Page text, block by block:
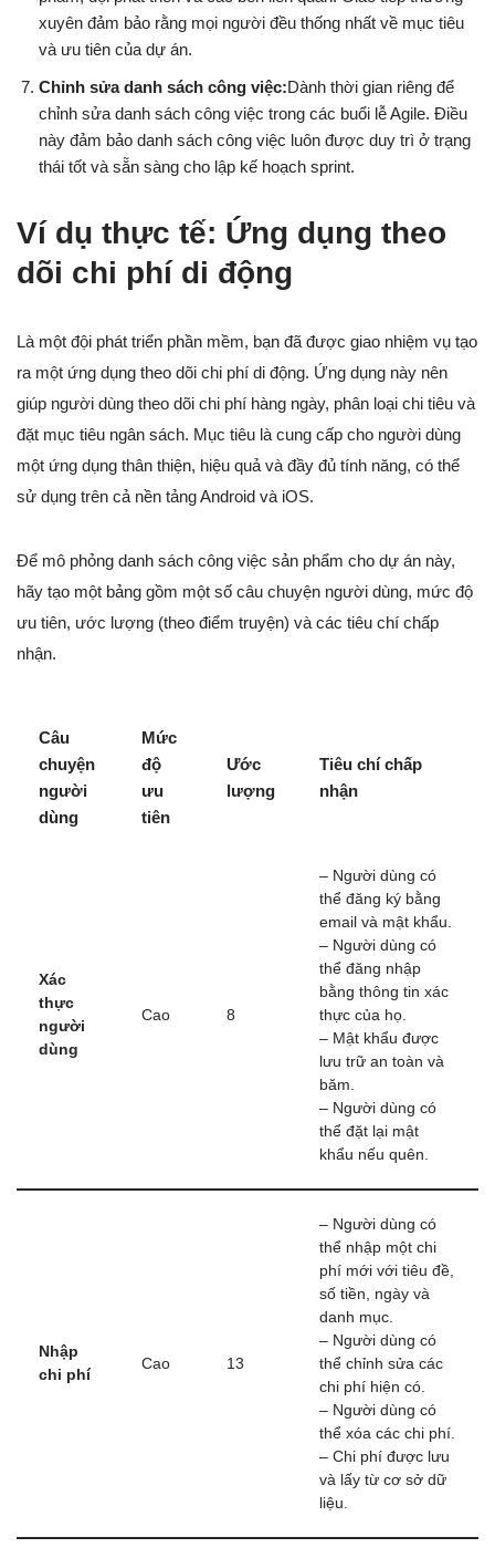
xuyên đảm bảo rằng mọi người đều thống nhất về mục tiêu
và ưu tiên của dự án.
Chỉnh sửa danh sách công việc:Dành thời gian riêng để
chỉnh sửa danh sách công việc trong các buổi lễ Agile. Điều
này đảm bảo danh sách công việc luôn được duy trì ở trạng
thái tốt và sẵn sàng cho lập kế hoạch sprint.
Ví dụ thực tế: Ứng dụng theo
dõi chi phí di động
Là một đội phát triển phần mềm, bạn đã được giao nhiệm vụ tạo
ra một ứng dụng theo dõi chi phí di động. Ứng dụng này nên
giúp người dùng theo dõi chi phí hàng ngày, phân loại chi tiêu và
đặt mục tiêu ngân sách. Mục tiêu là cung cấp cho người dùng
một ứng dụng thân thiện, hiệu quả và đầy đủ tính năng, có thể
sử dụng trên cả nền tảng Android và iOS.
Để mô phỏng danh sách công việc sản phẩm cho dự án này,
hãy tạo một bảng gồm một số câu chuyện người dùng, mức độ
ưu tiên, ước lượng (theo điểm truyện) và các tiêu chí chấp
nhận.
Câu
chuyện
người
dùng
Mức
độ
ưu
tiên
Ước
lượng
Tiêu chí chấp
nhận
Xác
thực
người
dùng
Cao 8
– Người dùng có
thể đăng ký bằng
email và mật khẩu.
– Người dùng có
thể đăng nhập
bằng thông tin xác
thực của họ.
– Mật khẩu được
lưu trữ an toàn và
băm.
– Người dùng có
thể đặt lại mật
khẩu nếu quên.
Nhập
chi phí
Cao 13
– Người dùng có
thể nhập một chi
phí mới với tiêu đề,
số tiền, ngày và
danh mục.
– Người dùng có
thể chỉnh sửa các
chi phí hiện có.
– Người dùng có
thể xóa các chi phí.
– Chi phí được lưu
và lấy từ cơ sở dữ
liệu.